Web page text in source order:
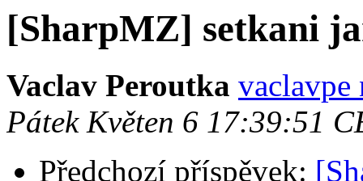
[SharpMZ] setkani
Vaclav Peroutka vaclavpe
Pátek Květen 6 17:39:51
Předchozí příspěvek: